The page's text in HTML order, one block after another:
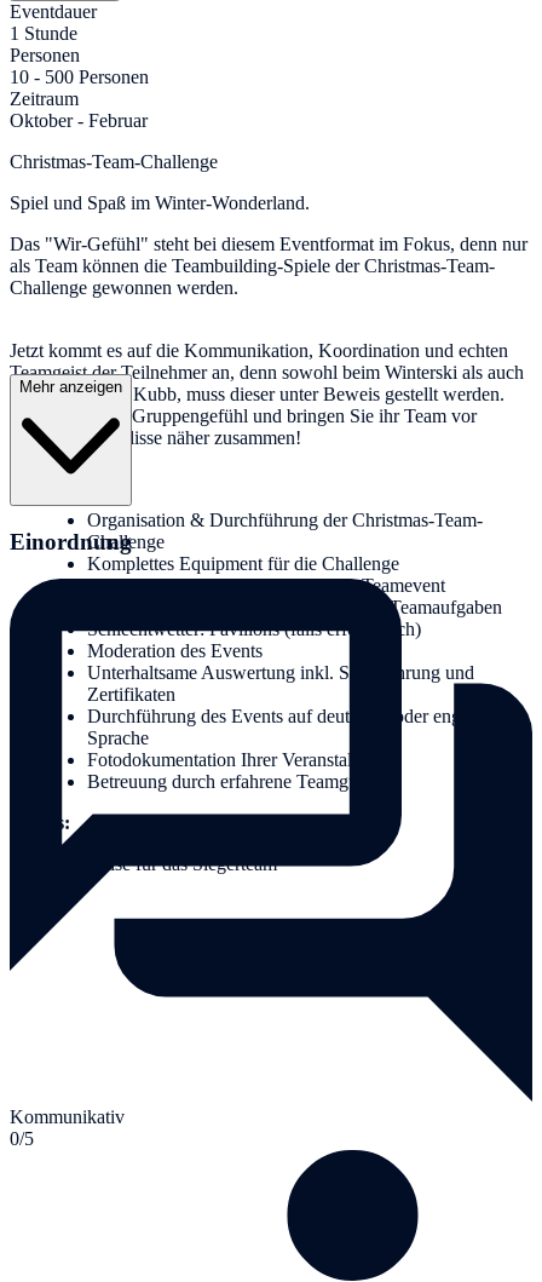
Eventdauer
1 Stunde
Personen
10 - 500 Personen
Zeitraum
Oktober - Februar
Christmas-Team-Challenge
Spiel und Spaß im Winter-Wonderland.
Das "Wir-Gefühl" steht bei diesem Eventformat im Fokus, denn nur
als Team können die Teambuilding-Spiele der Christmas-Team-
Challenge gewonnen werden.
Jetzt kommt es auf die Kommunikation, Koordination und echten
Teamgeist der Teilnehmer an, denn sowohl beim Winterski als auch
beim Christmas Kubb, muss dieser unter Beweis gestellt werden.
Stärken Sie das Gruppengefühl und bringen Sie ihr Team vor
winterlicher Kulisse näher zusammen!
Leistungen:
Organisation & Durchführung der Christmas-Team-
Challenge
Komplettes Equipment für die Challenge
Dynamischer Turniermodus für das Teamevent
Kundenabsprache für die Stationen der Teamaufgaben
Schlechtwetter: Pavillons (falls erforderlich)
Moderation des Events
Unterhaltsame Auswertung inkl. Siegerehrung und
Zertifikaten
Durchführung des Events auf deutscher oder englischer
Sprache
Fotodokumentation Ihrer Veranstaltung
Betreuung durch erfahrene Teamguides
Extras:
Gewinnerpreise für das Siegerteam
Mehr anzeigen
Einordnung
Kommunikativ
0/5